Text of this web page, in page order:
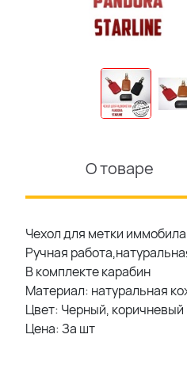
О товаре
Чехол для метки
Ручная
В комплекте карабин
Материал: натуральная
Цвет: Черный, коричневый
Цена: За шт